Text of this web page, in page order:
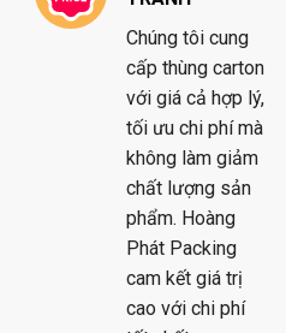
Chúng tôi cung
cấp thùng carton
với giá cả hợp lý,
tối ưu chi phí mà
không làm giảm
chất lượng sản
phẩm. Hoàng
Phát Packing
cam kết giá trị
cao với chi phí